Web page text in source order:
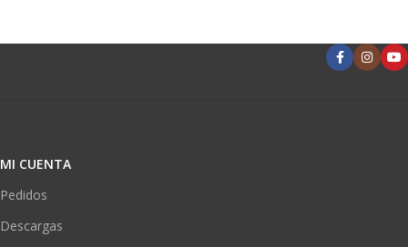
MI CUENTA
Pedidos
Descargas